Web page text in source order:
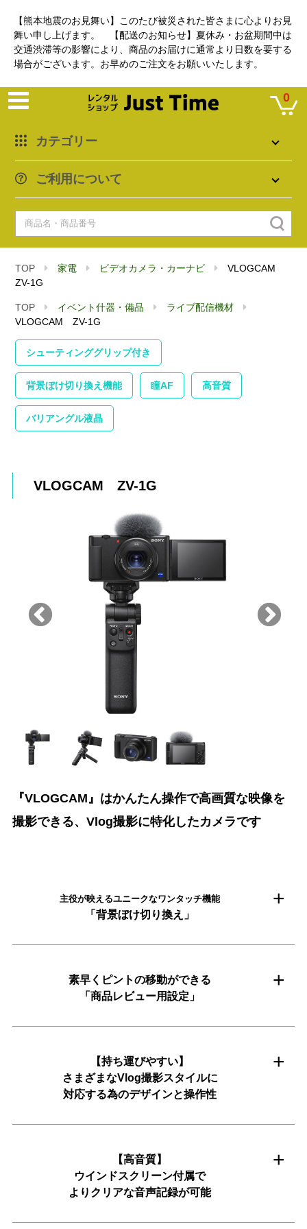
【熊本地震のお見舞い】このたび被災された皆さまに心よりお見
舞い申し上げます。 【配送のお知らせ】夏休み・お盆期間中は
交通渋滞等の影響により、商品のお届けに通常より日数を要する
場合がございます。お早めのご注文をお願いいたします。
カテゴリー
ご利用について
0
TOP 家電 ビデオカメラ・カーナビ
VLOGCAM
ZV-1G
TOP イベント什器・備品
ライブ配信機材
VLOGCAM ZV-1G
シューティンググリップ付き
背景ぼけ切り換え機能 瞳AF 高音質
バリアングル液晶
VLOGCAM ZV-1G
『VLOGCAM』はかんたん操作で高画質な映像を
撮影できる、Vlog撮影に特化したカメラです
主役が映えるユニークなワンタッチ機能
「背景ぼけ切り換え」
素早くピントの移動ができる
「商品レビュー用設定」
【持ち運びやすい】
さまざまなVlog撮影スタイルに
対応する為のデザインと操作性
【高音質】
ウインドスクリーン付属で
よりクリアな音声記録が可能